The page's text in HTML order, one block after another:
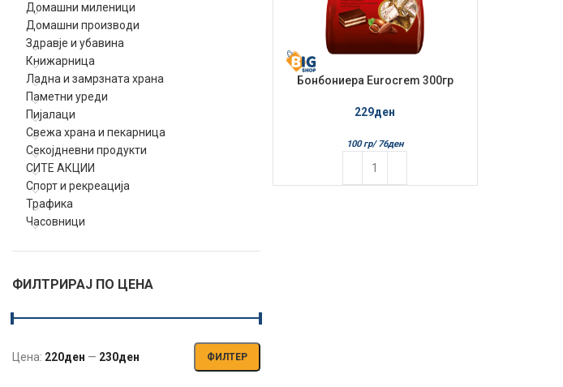
Домашни миленици
Домашни производи
Здравје и убавина
Книжарница
Ладна и замрзната храна
Паметни уреди
Пијалаци
Свежа храна и пекарница
Секојдневни продукти
СИТЕ АКЦИИ
Спорт и рекреација
Трафика
Часовници
ФИЛТРИРАЈ ПО ЦЕНА
Мин.
Макс.
ФИЛТЕР
Цена: 220ден — 230ден
Бонбониера Eurocrem 300гр
229ден
100 гр/ 76ден